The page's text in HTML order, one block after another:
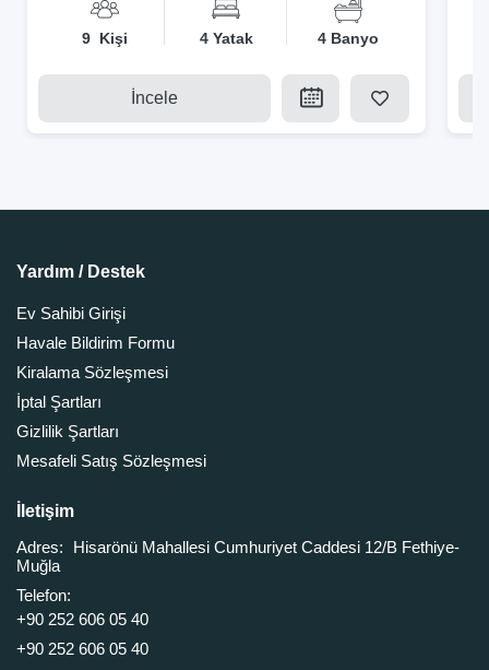
9 Kişi 4 Yatak 4 Banyo
İncele
Yardım / Destek
Ev Sahibi Girişi
Havale Bildirim Formu
Kiralama Sözleşmesi
İptal Şartları
Gizlilik Şartları
Mesafeli Satış Sözleşmesi
İletişim
Adres:
Hisarönü Mahallesi Cumhuriyet Caddesi 12/B Fethiye-
Muğla
Telefon:
+90 252 606 05 40
+90 252 606 05 40